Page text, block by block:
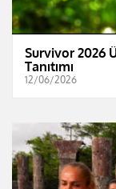
Survivor 2026
Tanıtımı
12/06/2026